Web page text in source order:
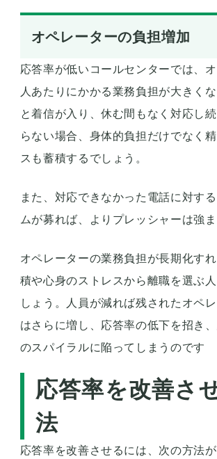
オペレーターの負担増加
応答率が低いコールセンターでは、
人あたりにかかる業務負担が大きく
と着信が入り、休む間もなく対応し
らない場合、身体的負担だけでなく
スも蓄積するでしょう。
また、対応できなかった電話に対す
ムが募れば、よりプレッシャーは強ま
オペレーターの業務負担が長期化す
積や心身のストレスから離職を選ぶ
しょう。人員が減れば残されたオペ
はさらに増し、応答率の低下を招き
のスパイラルに陥ってしまうのです
応答率を改善さ
法
応答率を改善させるには、次の方法が